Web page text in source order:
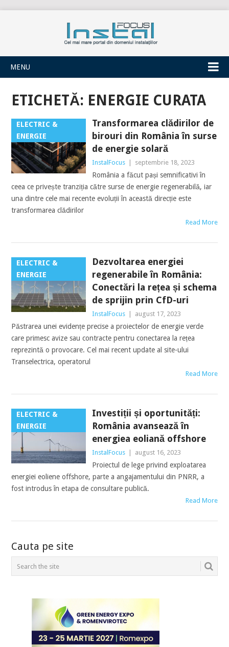
INSTALFOCUS
MENU
ETICHETĂ: ENERGIE CURATA
ELECTRIC &
ENERGIE
Transformarea clădirilor de
birouri din România în surse
de energie solară
InstalFocus septembrie 18, 2023
România a făcut pași semnificativi în
ceea ce privește tranziția către surse de energie regenerabilă, iar
una dintre cele mai recente evoluții în această direcție este
transformarea clădirilor
Read More
ELECTRIC &
ENERGIE
Dezvoltarea energiei
regenerabile în România:
Conectări la rețea și schema
de sprijin prin CfD-uri
InstalFocus august 17, 2023
Păstrarea unei evidențe precise a proiectelor de energie verde
care primesc avize sau contracte pentru conectarea la rețea
reprezintă o provocare. Cel mai recent update al site-ului
Transelectrica, operatorul
Read More
ELECTRIC &
ENERGIE
Investiții și oportunități:
România avansează în
energiea eoliană offshore
InstalFocus august 16, 2023
Proiectul de lege privind exploatarea
energiei eoliene offshore, parte a angajamentului din PNRR, a
fost introdus în etapa de consultare publică.
Read More
POSTS
NAVIGATION
Cauta pe site